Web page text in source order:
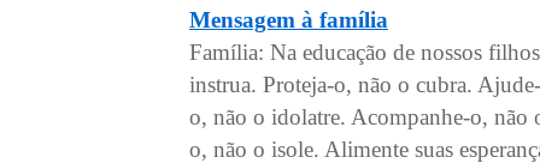
Mensagem à família
Família: Na educação de nossos
instrua. Proteja-o, não o cubra.
o, não o idolatre. Acompanhe-o,
o, não o isole. Alimente suas